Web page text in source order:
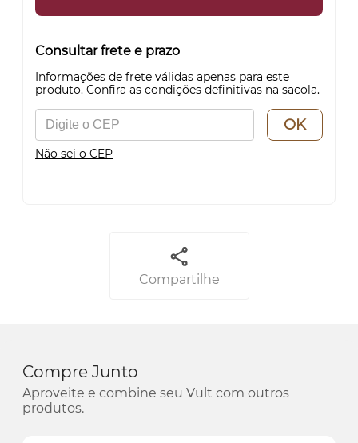
Consultar frete e prazo
Informações de frete válidas apenas para este
produto. Confira as condições definitivas na sacola.
OK
Não sei o CEP
Compartilhe
Compre Junto
Aproveite e combine seu Vult com outros
produtos.